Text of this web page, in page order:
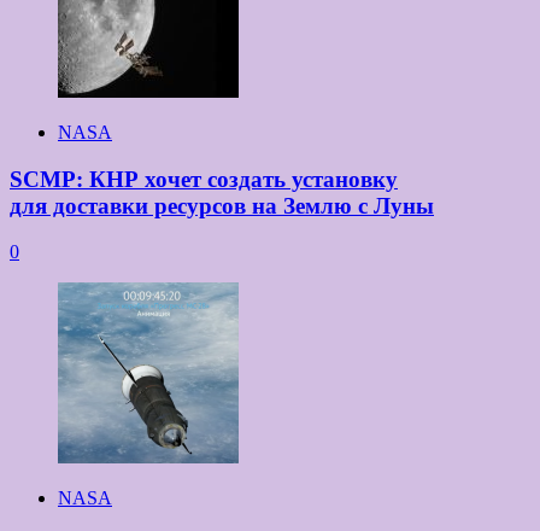
NASA
SCMP: КНР хочет создать установку
для доставки ресурсов на Землю с Луны
0
NASA